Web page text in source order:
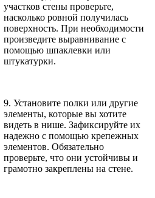
участков стены проверьте,
насколько ровной получилась
поверхность. При необходимости
произведите выравнивание с
помощью шпаклевки или
штукатурки.
9. Установите полки или другие
элементы, которые вы хотите
видеть в нише. Зафиксируйте их
надежно с помощью крепежных
элементов. Обязательно
проверьте, что они устойчивы и
грамотно закреплены на стене.